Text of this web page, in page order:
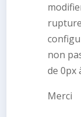
non
de 0px
Merci